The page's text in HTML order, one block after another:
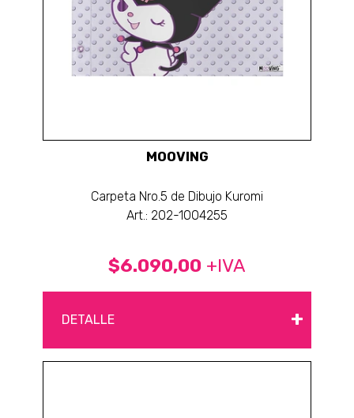
MOOVING
Carpeta Nro.5 de Dibujo Kuromi
Art.: 202-1004255
$6.090,00 +IVA
DETALLE +